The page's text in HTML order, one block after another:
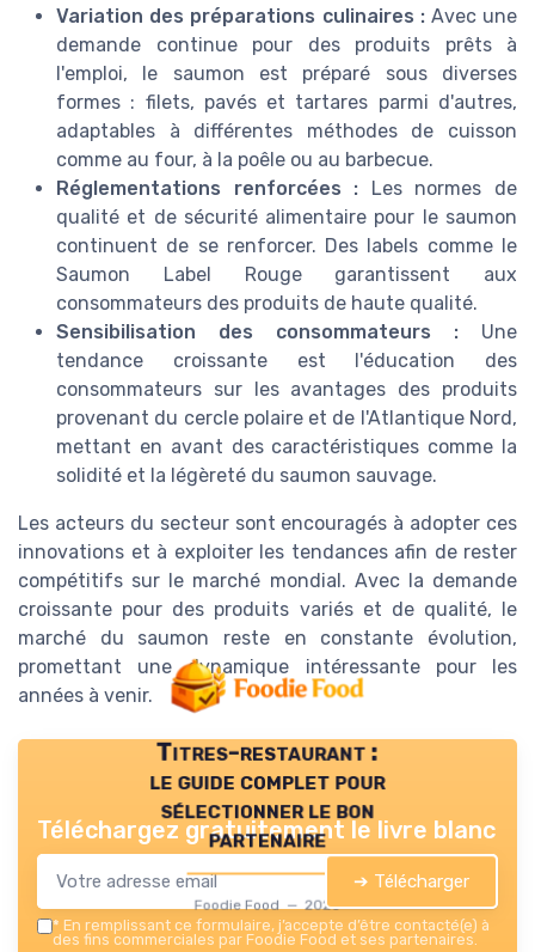
Variation des préparations culinaires :Avec une
demande continue pour des produits prêts à
l'emploi, le saumon est préparé sous diverses
formes : filets, pavés et tartares parmi d'autres,
adaptables à différentes méthodes de cuisson
comme au four, à la poêle ou au barbecue.
Réglementations renforcées : Les normes de
qualité et de sécurité alimentaire pour le saumon
continuent de se renforcer. Des labels comme le
Saumon Label Rouge garantissent aux
consommateurs des produits de haute qualité.
Sensibilisation des consommateurs : Une
tendance croissante est l'éducation des
consommateurs sur les avantages des produits
provenant du cercle polaire et de l'Atlantique Nord,
mettant en avant des caractéristiques comme la
solidité et la légèreté du saumon sauvage.
Les acteurs du secteur sont encouragés à adopter ces
innovations et à exploiter les tendances afin de rester
compétitifs sur le marché mondial. Avec la demande
croissante pour des produits variés et de qualité, le
marché du saumon reste en constante évolution,
promettant une dynamique intéressante pour les
années à venir.
Titres-restaurant :
le guide complet pour
sélectionner le bon
partenaire
Foodie Food — 2026
Téléchargez gratuitement le livre blanc
➔ Télécharger
* En remplissant ce formulaire, j’accepte d’être contacté(e) à
des fins commerciales par Foodie Food et ses partenaires.